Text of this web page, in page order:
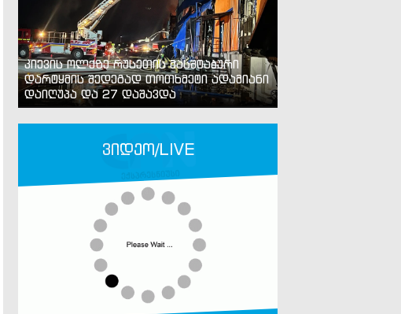
კიევის ოლქზე რუსეთის მასშტაბური
დარტყმის შედეგად თოთხმეტი ადამიანი
დაიღუპა და 27 დაშავდა
ვიდეო/LIVE